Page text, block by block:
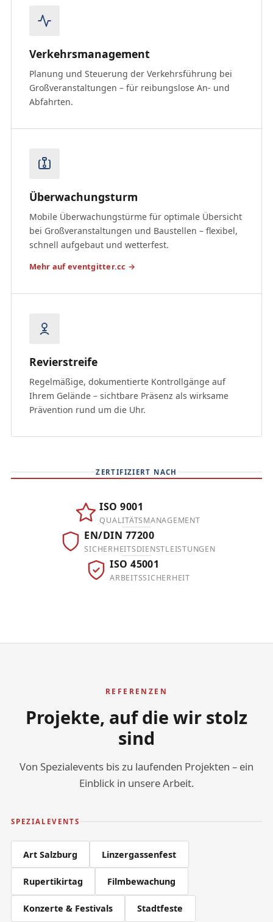
Verkehrsmanagement
Planung und Steuerung der Verkehrsführung bei
Großveranstaltungen – für reibungslose An- und
Abfahrten.
Überwachungsturm
Mobile Überwachungstürme für optimale Übersicht
bei Großveranstaltungen und Baustellen – flexibel,
schnell aufgebaut und wetterfest.
Mehr auf eventgitter.cc →
Revierstreife
Regelmäßige, dokumentierte Kontrollgänge auf
Ihrem Gelände – sichtbare Präsenz als wirksame
Prävention rund um die Uhr.
ZERTIFIZIERT NACH
ISO 9001
QUALITÄTSMANAGEMENT
EN/DIN 77200
SICHERHEITSDIENSTLEISTUNGEN
ISO 45001
ARBEITSSICHERHEIT
REFERENZEN
Projekte, auf die wir stolz
sind
Von Spezialevents bis zu laufenden Projekten – ein
Einblick in unsere Arbeit.
SPEZIALEVENTS
Art Salzburg Linzergassenfest
Rupertikirtag Filmbewachung
Konzerte & Festivals Stadtfeste